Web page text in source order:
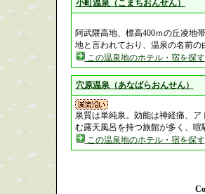
小町温泉（こまちおんせん）
阿武隈高地、標高400ｍの丘凌地
地と言われており、温泉の名前の
この温泉地のホテル・宿を探す
穴原温泉（あなばらおんせん）
泉質は単純泉。効能は神経痛、
む露天風呂を持つ旅館が多く、
この温泉地のホテル・宿を探す